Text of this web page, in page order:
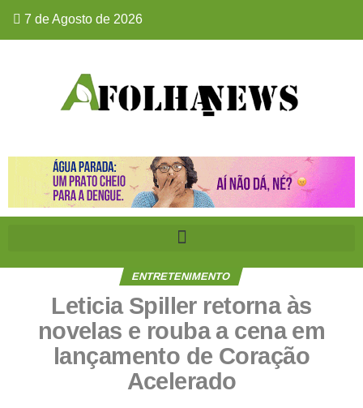
7 de Agosto de 2026
ENTRETENIMENTO
Leticia Spiller retorna às
novelas e rouba a cena em
lançamento de Coração
Acelerado